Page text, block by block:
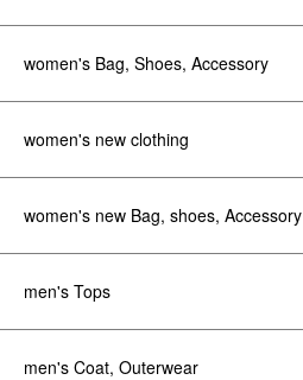
women's Bag, Shoes, Accessory
women's new clothing
women's new Bag, shoes, Accessory
men's Tops
men's Coat, Outerwear